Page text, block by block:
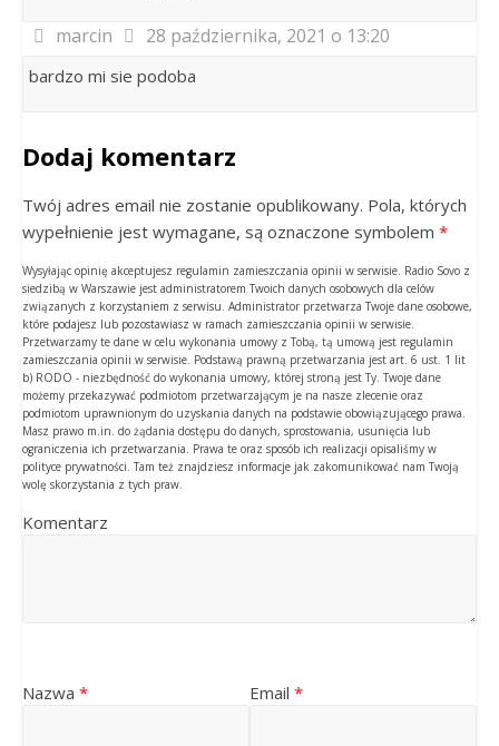
marcin 28 października, 2021 o 13:20
bardzo mi sie podoba
Dodaj komentarz
Twój adres email nie zostanie opublikowany. Pola, których
wypełnienie jest wymagane, są oznaczone symbolem *
Wysyłając opinię akceptujesz regulamin zamieszczania opinii w serwisie. Radio Sovo z
siedzibą w Warszawie jest administratorem Twoich danych osobowych dla celów
związanych z korzystaniem z serwisu. Administrator przetwarza Twoje dane osobowe,
które podajesz lub pozostawiasz w ramach zamieszczania opinii w serwisie.
Przetwarzamy te dane w celu wykonania umowy z Tobą, tą umową jest regulamin
zamieszczania opinii w serwisie. Podstawą prawną przetwarzania jest art. 6 ust. 1 lit
b) RODO - niezbędność do wykonania umowy, której stroną jest Ty. Twoje dane
możemy przekazywać podmiotom przetwarzającym je na nasze zlecenie oraz
podmiotom uprawnionym do uzyskania danych na podstawie obowiązującego prawa.
Masz prawo m.in. do żądania dostępu do danych, sprostowania, usunięcia lub
ograniczenia ich przetwarzania. Prawa te oraz sposób ich realizacji opisaliśmy w
polityce prywatności. Tam też znajdziesz informacje jak zakomunikować nam Twoją
wolę skorzystania z tych praw.
Komentarz
Nazwa * Email *